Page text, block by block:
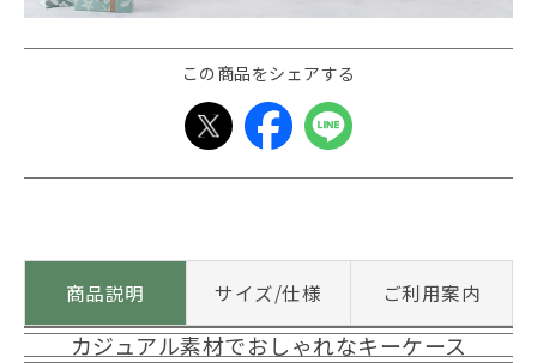
この商品をシェアする
商品説明 サイズ/仕様 ご利用案内
カジュアル素材でおしゃれなキーケース